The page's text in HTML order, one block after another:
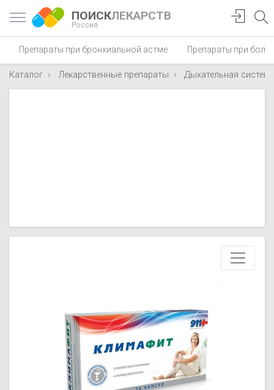
ПОИСКЛЕКАРСТВ
Россия
Препараты при бронхиальной астме Препараты при боли
Каталог Лекарственные препараты Дыхательная система